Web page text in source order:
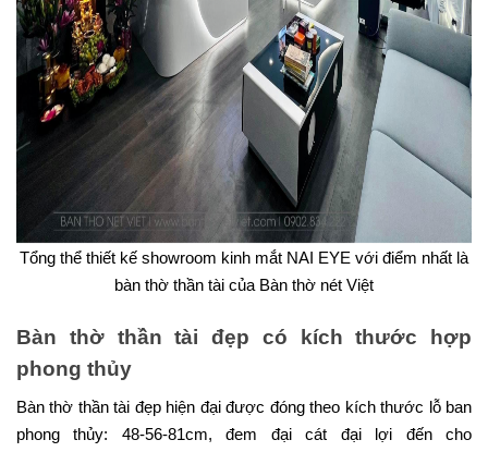
Tổng thể thiết kế showroom kinh mắt NAI EYE với điểm nhất là
bàn thờ thần tài của Bàn thờ nét Việt
Bàn thờ thần tài đẹp có kích thước hợp
phong thủy
Bàn thờ thần tài đẹp hiện đại được đóng theo kích thước lỗ ban
phong thủy: 48-56-81cm, đem đại cát đại lợi đến cho